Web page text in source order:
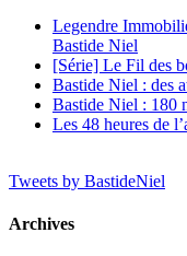
Legendre
Bastide Niel
[Série] Le Fil des
Bastide Niel : des
Bastide Niel : 180
Les 48 heures de
Tweets by BastideNiel
Archives